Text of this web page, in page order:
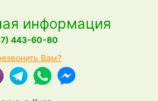
информация
443-60-80
Вам?